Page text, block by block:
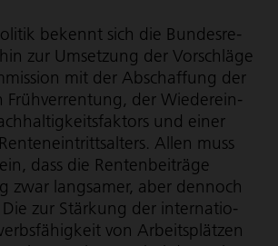
bekennt sich die Bundes­re­
zur Umsetzung der Vorschläge
mit der Abschaffung der
Frühverrentung, der Wieder­ein­
und einer
Allen muss
dass die Rentenbeiträge
zwar langsamer, aber dennoch
zur Stärkung der inter­na­tio­
von Arbeitsplätzen